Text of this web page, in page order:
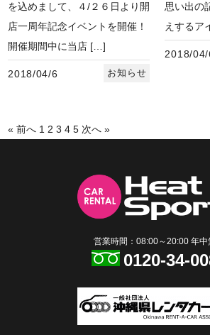
を込めまして、４/２６日より開
店一周年記念イベントを開催！
開催期間中に当店 […]
2018/04/6 お知らせ
思い出の
えするア
2018/04/
« 前へ 1 2 3 4 5 次へ »
営業時間：08:00～20:00 年中
0120-34-